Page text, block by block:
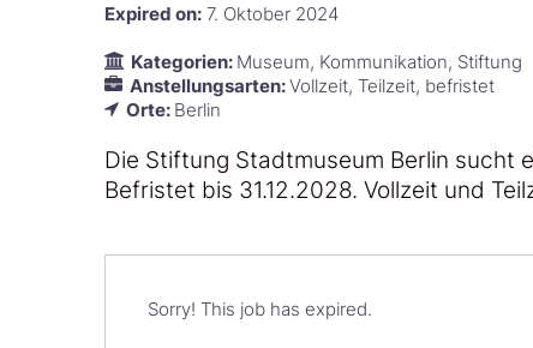
Expired on: 7. Oktober 2024
Kategorien: Museum Kommunikation Stiftung
Anstellungsarten:Vollzeit Teilzeit befristet
Orte: Berlin
Die Stiftung Stadtmuseum Berlin sucht
Befristet bis 31.12.2028. Vollzeit und
Sorry! This job has expired.